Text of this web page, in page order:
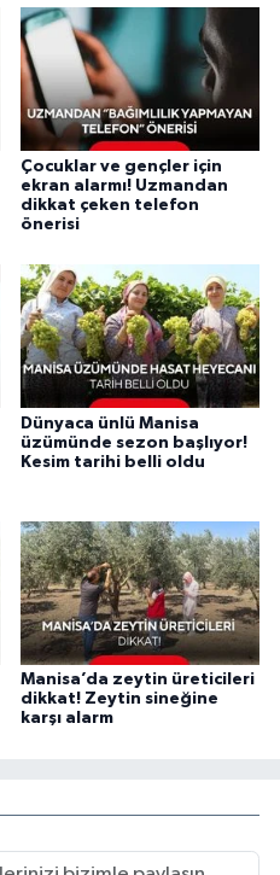
Çocuklar ve gençler için
ekran alarmı! Uzmandan
dikkat çeken telefon
önerisi
Dünyaca ünlü Manisa
üzümünde sezon başlıyor!
Kesim tarihi belli oldu
Manisa’da zeytin üreticileri
dikkat! Zeytin sineğine
karşı alarm